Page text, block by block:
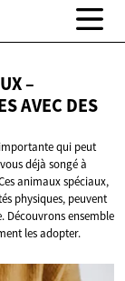
–
AVEC DES
qui peut
déjà songé à
animaux spéciaux,
physiques, peuvent
ensemble
les adopter.